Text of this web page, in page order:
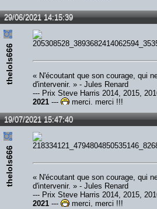
29/06/2021 14:15:39
thelols666
« N'écoutant que son courage, qui
d'intervenir. » - Jules Renard
--- Prix Steve Harris 2014, 2015,
2021 --- merci, merci !!!
19/07/2021 15:47:40
thelols666
« N'écoutant que son courage, qui
d'intervenir. » - Jules Renard
--- Prix Steve Harris 2014, 2015,
2021 --- merci, merci !!!